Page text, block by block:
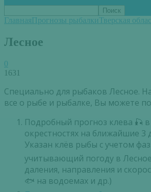
ГлавнаяПрогнозы рыбалкиТверская
Лесное
0
1631
Специально для рыбаков Лесное.
все о рыбе и рыбалке, Вы можете
Подробный прогноз клева 🎣
окрестностях на ближайшие 3
Указан клёв рыбы с учетом
учитывающий погоду в
даления, направления и
🐟 на водоемах и др.)